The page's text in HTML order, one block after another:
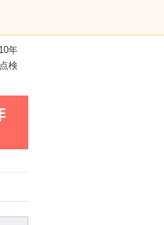
年
検